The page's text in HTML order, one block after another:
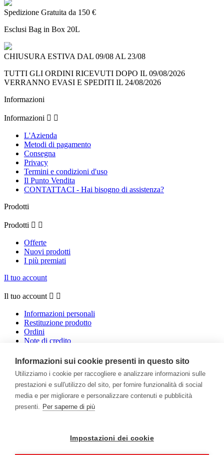
Spedizione Gratuita da 150 €
Esclusi Bag in Box 20L
CHIUSURA ESTIVA DAL 09/08 AL 23/08
TUTTI GLI ORDINI RICEVUTI DOPO IL 09/08/2026
VERRANNO EVASI E SPEDITI IL 24/08/2026
Informazioni
Informazioni  
L'Azienda
Metodi di pagamento
Consegna
Privacy
Termini e condizioni d'uso
Il Punto Vendita
CONTATTACI - Hai bisogno di assistenza?
Prodotti
Prodotti  
Offerte
Nuovi prodotti
I più premiati
Il tuo account
Il tuo account  
Informazioni personali
Restituzione prodotto
Ordini
Note di credito
Buoni
Facebook
Instagram
Ricevi le nostre novità e le offerte speciali
Informazioni sui cookie presenti in questo sito
Utilizziamo i cookie per raccogliere e analizzare informazioni sulle
prestazioni e sull'utilizzo del sito, per fornire funzionalità di social
media e per migliorare e personalizzare contenuti e pubblicità
presenti. Per saperne di più
Impostazioni dei cookie